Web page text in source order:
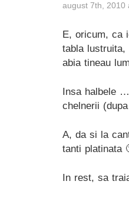
august 7th, 2010
E, oricum, ca
tabla lustruita,
abia tineau
Insa halbele
chelnerii
A, da si la
tanti platinata
In rest, sa